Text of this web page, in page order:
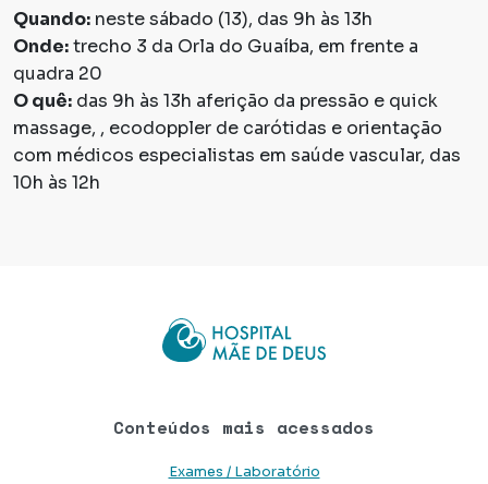
Quando: neste sábado (13), das 9h às 13h
Onde:trecho 3 da Orla do Guaíba, em frente a
quadra 20
O quê: das 9h às 13h aferição da pressão e quick
massage, , ecodoppler de carótidas e orientação
com médicos especialistas em saúde vascular, das
10h às 12h
Conteúdos mais acessados
Exames / Laboratório